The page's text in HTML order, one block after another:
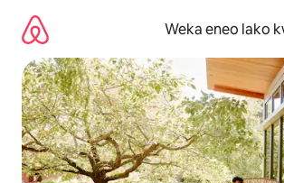
kwenda
kwenye
maudhui
Weka eneo lako